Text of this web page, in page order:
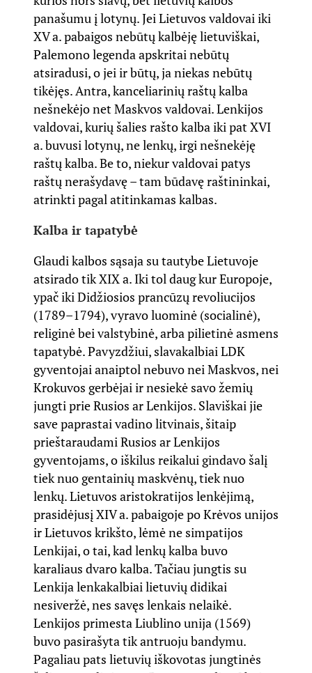
panašumu į lotynų. Jei Lietuvos valdovai iki
XV a. pabaigos nebūtų kalbėję lietuviškai,
Palemono legenda apskritai nebūtų
atsiradusi, o jei ir būtų, ja niekas nebūtų
tikėjęs. Antra, kanceliarinių raštų kalba
nešnekėjo net Maskvos valdovai. Lenkijos
valdovai, kurių šalies rašto kalba iki pat XVI
a. buvusi lotynų, ne lenkų, irgi nešnekėję
raštų kalba. Be to, niekur valdovai patys
raštų nerašydavę – tam būdavę raštininkai,
atrinkti pagal atitinkamas kalbas.
Kalba ir tapatybė
Glaudi kalbos sąsaja su tautybe Lietuvoje
atsirado tik XIX a. Iki tol daug kur Europoje,
ypač iki Didžiosios prancūzų revoliucijos
(1789–1794), vyravo luominė (socialinė),
religinė bei valstybinė, arba pilietinė asmens
tapatybė. Pavyzdžiui, slavakalbiai LDK
gyventojai anaiptol nebuvo nei Maskvos, nei
Krokuvos gerbėjai ir nesiekė savo žemių
jungti prie Rusios ar Lenkijos. Slaviškai jie
save paprastai vadino litvinais, šitaip
prieštaraudami Rusios ar Lenkijos
gyventojams, o iškilus reikalui gindavo šalį
tiek nuo gentainių maskvėnų, tiek nuo
lenkų. Lietuvos aristokratijos lenkėjimą,
prasidėjusį XIV a. pabaigoje po Krėvos unijos
ir Lietuvos krikšto, lėmė ne simpatijos
Lenkijai, o tai, kad lenkų kalba buvo
karaliaus dvaro kalba. Tačiau jungtis su
Lenkija lenkakalbiai lietuvių didikai
nesiveržė, nes savęs lenkais nelaikė.
Lenkijos primesta Liublino unija (1569)
buvo pasirašyta tik antruoju bandymu.
Pagaliau pats lietuvių iškovotas jungtinės